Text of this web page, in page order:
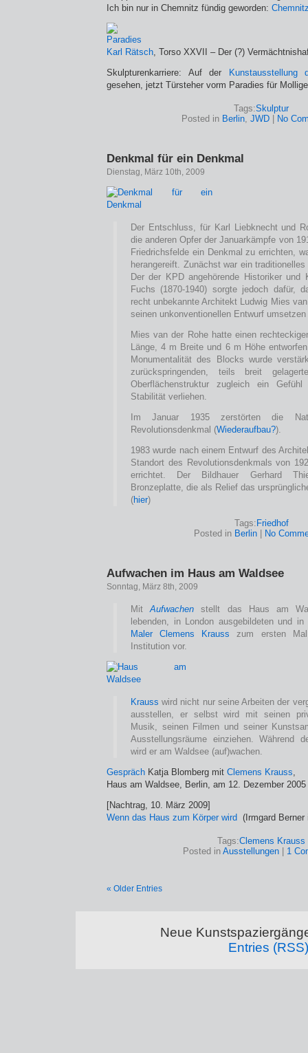
Ich bin nur in Chemnitz fündig geworden:
Karl Rätsch, Torso XXVII – Der (?)
Skulpturenkarriere: Auf der
Kunstausstellung
gesehen, jetzt Türsteher vorm Paradies für
Tags:Skulptur
Posted in Berlin, JWD| No
Denkmal für ein Denkmal
Dienstag, März 10th, 2009
Der Entschluss, für Karl Liebknecht und
die anderen Opfer der Januarkämpfe von
Friedrichsfelde ein Denkmal zu errichten,
herangereift. Zunächst war ein
Der der KPD angehörende Historiker und
Fuchs (1870-1940) sorgte jedoch dafür,
recht unbekannte Architekt Ludwig Mies
seinen unkonventionellen Entwurf
Mies van der Rohe hatte einen
Länge, 4 m Breite und 6 m Höhe
Monumentalität des Blocks wurde
zurückspringenden, teils breit
Oberflächenstruktur zugleich ein
Stabilität verliehen.
Im Januar 1935 zerstörten die
Revolutionsdenkmal (Wiederaufbau?).
1983 wurde nach einem Entwurf des
Standort des Revolutionsdenkmals von
errichtet. Der Bildhauer Gerhard
Bronzeplatte, die als Relief das
(hier)
Tags: Friedhof
Posted in Berlin| No
Aufwachen im Haus am Waldsee
Sonntag, März 8th, 2009
MitAufwachen stellt das Haus am
lebenden, in London ausgebildeten und in
Maler Clemens Krauss zum ersten
Institution vor.
Krauss wird nicht nur seine Arbeiten der
ausstellen, er selbst wird mit seinen
Musik, seinen Filmen und seiner
Ausstellungsräume einziehen. Während
wird er am Waldsee (auf)wachen.
Gespräch Katja Blomberg mit Clemens Krauss,
Haus am Waldsee, Berlin, am 12. Dezember 2005
[Nachtrag, 10. März 2009]
Wenn das Haus zum Körper wird (Irmgard Berner
Tags:Clemens Krauss
Posted in Ausstellungen| 1
« Older Entries
Neue
Entries (RSS)